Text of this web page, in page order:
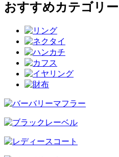
おすすめカテゴリー